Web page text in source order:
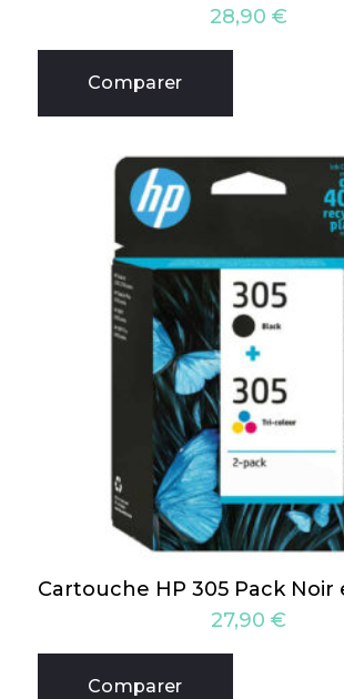
28,90 €
Comparer
Cartouche HP 305 Pack
27,90 €
Comparer